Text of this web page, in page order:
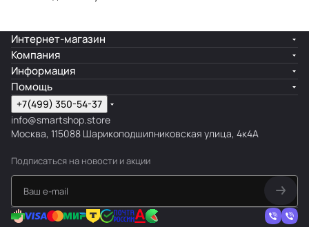
Интернет-магазин
Компания
Информация
Помощь
+7(499) 350-54-37
info@smartshop.store
Москва, 115088 Шарикоподшипниковская улица, 4к4А
Подписаться на новости и акции